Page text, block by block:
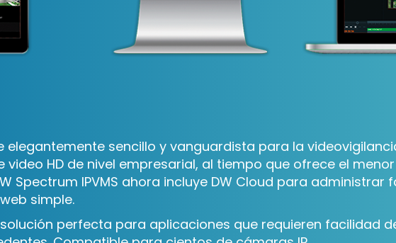
elegantemente sencillo y vanguardista para la
video HD de nivel empresarial, al tiempo que ofrece el
Spectrum IPVMS ahora incluye DW Cloud para
simple.
solución perfecta para aplicaciones que requieren facilidad